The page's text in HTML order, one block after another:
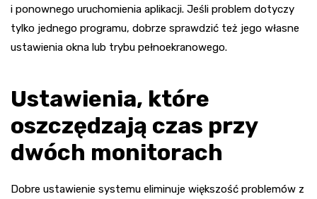
i ponownego uruchomienia aplikacji. Jeśli problem dotyczy
tylko jednego programu, dobrze sprawdzić też jego własne
ustawienia okna lub trybu pełnoekranowego.
Ustawienia, które
oszczędzają czas przy
dwóch monitorach
Dobre ustawienie systemu eliminuje większość problemów z